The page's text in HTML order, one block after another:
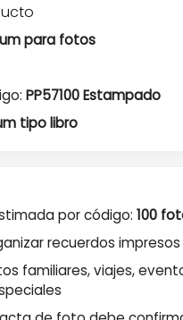
para fotos
PP57100 Estampado
tipo libro
por código: 100
recuerdos impresos
familiares, viajes,